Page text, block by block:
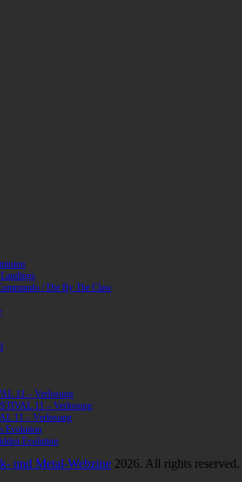
/ Die By The Claw
11 – Verlosung
11 – Verlosung
11 – Verlosung
Evolution
Evolution
und Metal-Webzine 2026. All rights reserved.